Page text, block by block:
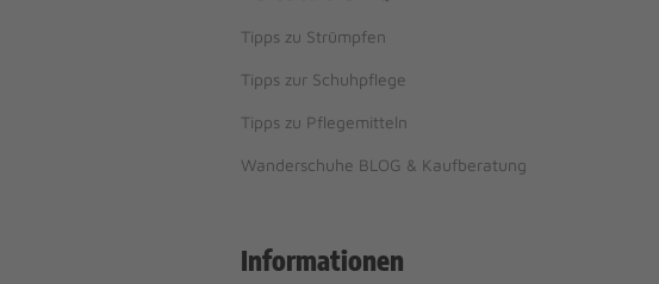
Tipps zu Strümpfen
Tipps zur Schuhpflege
Tipps zu Pflegemitteln
Wanderschuhe BLOG & Kaufberatung
Informationen